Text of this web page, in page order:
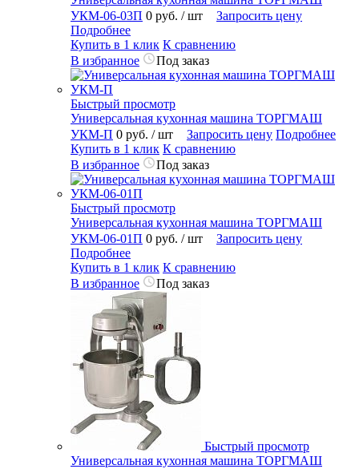
УКМ-06-03П 0 руб. / шт
Запросить цену
Подробнее
Купить в 1 клик К сравнению
В избранное
Под заказ
Быстрый просмотр
Универсальная кухонная машина ТОРГМАШ
УКМ-П 0 руб. / шт Запросить цену Подробнее
Купить в 1 клик К сравнению
В избранное
Под заказ
Быстрый просмотр
Универсальная кухонная машина ТОРГМАШ
УКМ-06-01П 0 руб. / шт
Запросить цену
Подробнее
Купить в 1 клик К сравнению
В избранное
Под заказ
Быстрый просмотр
Универсальная кухонная машина ТОРГМАШ